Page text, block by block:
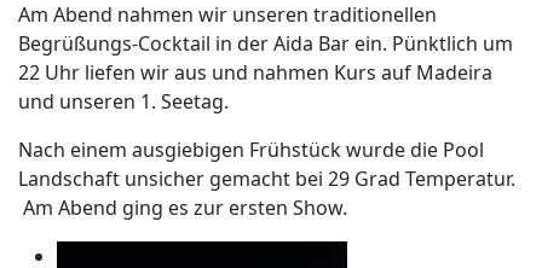
Am Abend nahmen wir unseren traditionellen
Begrüßungs-Cocktail in der Aida Bar ein. Pünktlich um
22 Uhr liefen wir aus und nahmen Kurs auf Madeira
und unseren 1. Seetag.
Nach einem ausgiebigen Frühstück wurde die Pool
Landschaft unsicher gemacht bei 29 Grad Temperatur.
Am Abend ging es zur ersten Show.